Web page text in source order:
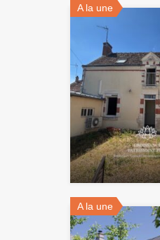
A la une
A la une